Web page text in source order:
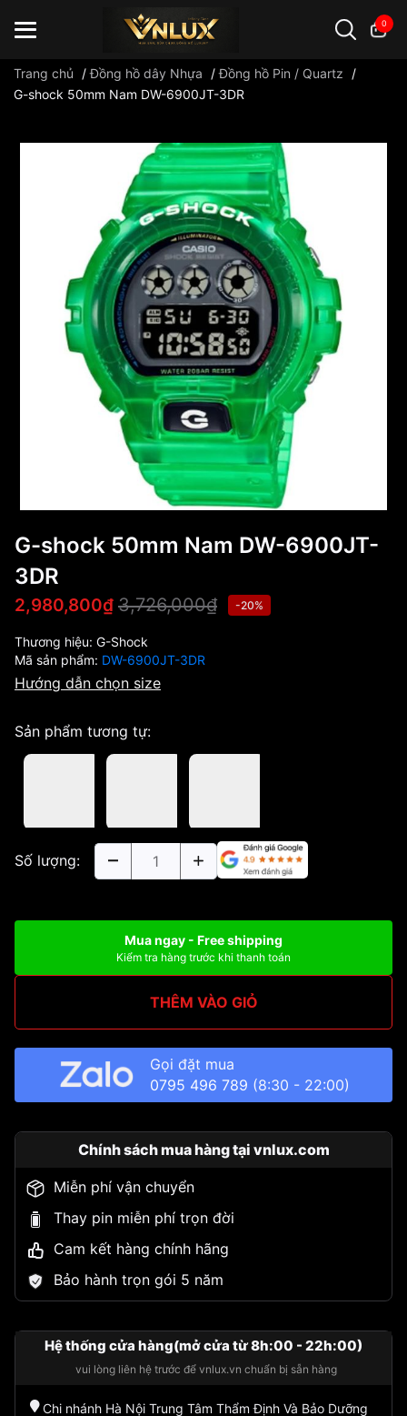
0
Trang chủ /Đồng hồ dây Nhựa /Đồng hồ Pin / Quartz
/
G-shock 50mm Nam DW-6900JT-3DR
G-shock 50mm Nam DW-6900JT-
3DR
2,980,800₫ 3,726,000₫ -20%
Thương hiệu: G-Shock
Mã sản phẩm: DW-6900JT-3DR
Hướng dẫn chọn size
Sản phẩm tương tự:
Số lượng:
Mua ngay - Free shipping
Kiểm tra hàng trước khi thanh toán
THÊM VÀO GIỎ
Gọi đặt mua
0795 496 789 (8:30 - 22:00)
Chính sách mua hàng tại vnlux.com
Miễn phí vận chuyển
Thay pin miễn phí trọn đời
Cam kết hàng chính hãng
Bảo hành trọn gói 5 năm
Hệ thống cửa hàng(mở cửa từ 8h:00 - 22h:00)
vui lòng liên hệ trước để vnlux.vn chuẩn bị sẵn hàng
Chi nhánh Hà Nội Trung Tâm Thẩm Định Và Bảo Dưỡng